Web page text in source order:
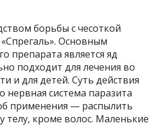
борьбы с чесоткой
«Спрегаль». Основным
препарата является яд
подходит для лечения во
и для детей. Суть действия
нервная система паразита
применения — распылить
телу, кроме волос. Маленькие